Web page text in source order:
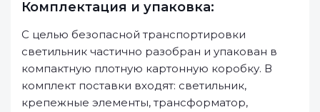
Комплектация и упаковка:
С целью безопасной транспортировки
светильник частично разобран и упакован в
компактную плотную картонную коробку. В
комплект поставки входят: светильник,
крепежные элементы, трансформатор,